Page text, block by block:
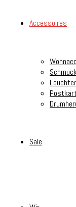
Accessoires
Sale